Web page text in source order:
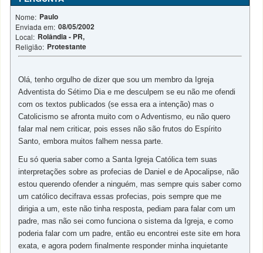
Nome: Paulo
Enviada em: 08/05/2002
Local: Rolândia - PR,
Religião: Protestante
Olá, tenho orgulho de dizer que sou um membro da Igreja
Adventista do Sétimo Dia e me desculpem se eu não me ofendi
com os textos publicados (se essa era a intenção) mas o
Catolicismo se afronta muito com o Adventismo, eu não quero
falar mal nem criticar, pois esses não são frutos do Espírito
Santo, embora muitos falhem nessa parte.
Eu só queria saber como a Santa Igreja Católica tem suas
interpretações sobre as profecias de Daniel e de Apocalipse, não
estou querendo ofender a ninguém, mas sempre quis saber como
um católico decifrava essas profecias, pois sempre que me
dirigia a um, este não tinha resposta, pediam para falar com um
padre, mas não sei como funciona o sistema da Igreja, e como
poderia falar com um padre, então eu encontrei este site em hora
exata, e agora podem finalmente responder minha inquietante